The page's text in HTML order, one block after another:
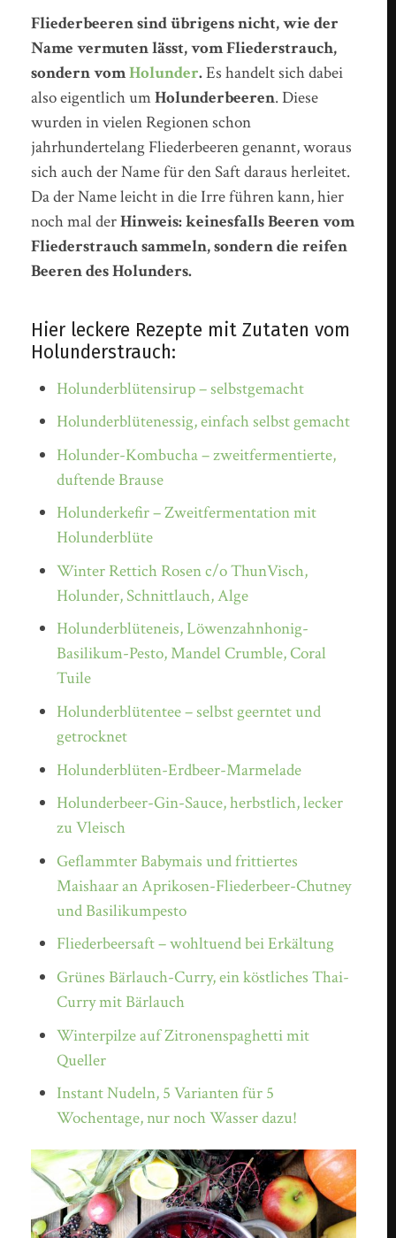
Fliederbeeren sind übrigens nicht, wie der
Name vermuten lässt, vom Fliederstrauch,
sondern vomHolunder.Es handelt sich dabei
also eigentlich umHolunderbeeren. Diese
wurden in vielen Regionen schon
jahrhundertelang Fliederbeeren genannt, woraus
sich auch der Name für den Saft daraus herleitet.
Da der Name leicht in die Irre führen kann, hier
noch mal derHinweis: keinesfalls Beeren vom
Fliederstrauch sammeln, sondern die reifen
Beeren des Holunders.
Hier leckere Rezepte mit Zutaten vom
Holunderstrauch:
Holunderblütensirup – selbstgemacht
Holunderblütenessig, einfach selbst gemacht
Holunder-Kombucha – zweitfermentierte,
duftende Brause
Holunderkefir – Zweitfermentation mit
Holunderblüte
Winter Rettich Rosen c/o ThunVisch,
Holunder, Schnittlauch, Alge
Holunderblüteneis, Löwenzahnhonig-
Basilikum-Pesto, Mandel Crumble, Coral
Tuile
Holunderblütentee – selbst geerntet und
getrocknet
Holunderblüten-Erdbeer-Marmelade
Holunderbeer-Gin-Sauce, herbstlich, lecker
zu Vleisch
Geflammter Babymais und frittiertes
Maishaar an Aprikosen-Fliederbeer-Chutney
und Basilikumpesto
Fliederbeersaft – wohltuend bei Erkältung
Grünes Bärlauch-Curry, ein köstliches Thai-
Curry mit Bärlauch
Winterpilze auf Zitronenspaghetti mit
Queller
Instant Nudeln, 5 Varianten für 5
Wochentage, nur noch Wasser dazu!